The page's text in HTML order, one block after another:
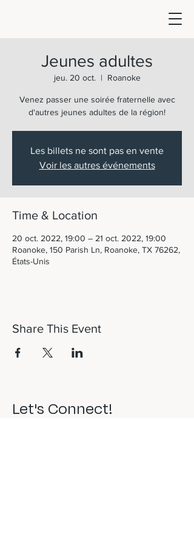
Jeunes adultes
jeu. 20 oct.
  |
Roanoke
Venez passer une soirée fraternelle avec
d'autres jeunes adultes de la région!
Les billets ne sont pas en vente
Voir les autres événements
Time & Location
20 oct. 2022, 19:00 – 21 oct. 2022, 19:00
Roanoke, 150 Parish Ln, Roanoke, TX 76262,
États-Unis
Share This Event
Let's Connect!